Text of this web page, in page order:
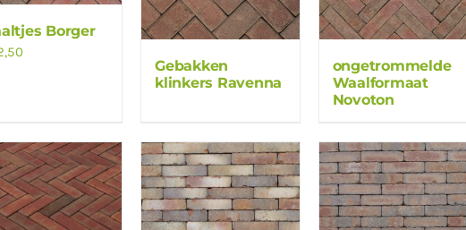
Borger
Gebakken
klinkers Ravenna
ongetrommelde
Waalformaat
Novoton